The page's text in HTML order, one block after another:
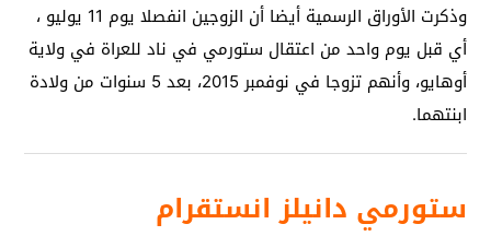
وذكرت الأوراق الرسمية أيضا أن الزوجين انفصلا يوم 11 يوليو ،
أي قبل يوم واحد من اعتقال ستورمي في ناد للعراة في ولاية
أوهايو، وأنهم تزوجا في نوفمبر 2015، بعد 5 سنوات من ولادة
ابنتهما.
ستورمي دانيلز انستقرام